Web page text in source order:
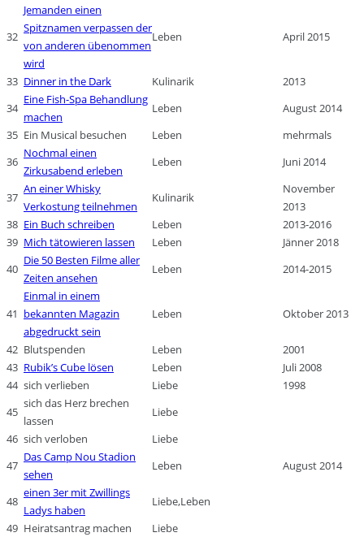
32
Jemanden einen
Spitznamen verpassen der
von anderen übenommen
wird
Leben April 2015
33 Dinner in the Dark Kulinarik
2013
34
Eine Fish-Spa Behandlung
machen
Leben
August 2014
35 Ein Musical besuchen Leben
mehrmals
36
Nochmal einen
Zirkusabend erleben
Leben Juni 2014
37
An einer Whisky
Verkostung teilnehmen
Kulinarik
November
2013
38 Ein Buch schreiben Leben
2013-2016
39 Mich tätowieren lassen Leben
Jänner 2018
40
Die 50 Besten Filme aller
Zeiten ansehen
Leben 2014-2015
41
Einmal in einem
bekannten Magazin
abgedruckt sein
Leben Oktober 2013
42 Blutspenden Leben
2001
43 Rubik’s Cube lösen Leben
Juli 2008
44 sich verlieben Liebe
1998
45
sich das Herz brechen
lassen
Liebe
46 sich verloben
Liebe
47
Das Camp Nou Stadion
sehen
Leben August 2014
48
einen 3er mit Zwillings
Ladys haben
Liebe,Leben
49 Heiratsantrag machen
Liebe